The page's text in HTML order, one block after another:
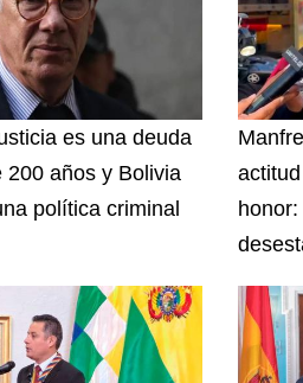
es una deuda
200 años y Bolivia
política criminal